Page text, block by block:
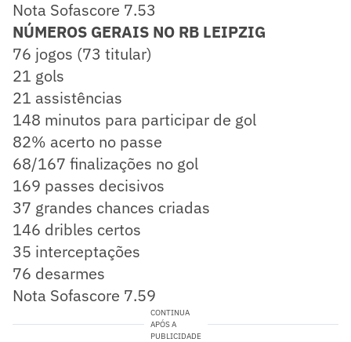
Nota Sofascore 7.53
NÚMEROS GERAIS NO RB LEIPZIG
76 jogos (73 titular)
21 gols
21 assistências
148 minutos para participar de gol
82% acerto no passe
68/167 finalizações no gol
169 passes decisivos
37 grandes chances criadas
146 dribles certos
35 interceptações
76 desarmes
Nota Sofascore 7.59
CONTINUA
APÓS A
PUBLICIDADE